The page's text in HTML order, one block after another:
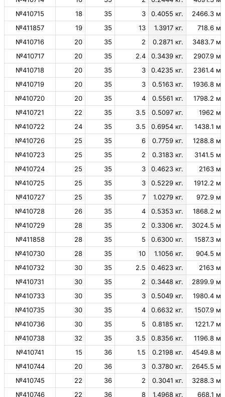
№410715
18 35 3 0.4055 кг.
2466.3 м.
№411857
19 35 13 1.3917 кг.
718.6 м.
№410716
20 35 2 0.2871 кг.
3483.7 м.
№410717
20 35 2.4 0.3439 кг.
2907.9 м.
№410718
20 35 3 0.4235 кг.
2361.4 м.
№410719
20 35 3 0.5163 кг.
1936.8 м.
№410720
20 35 4 0.5561 кг.
1798.2 м.
№410721
22 35 3.5 0.5097 кг.
1962 м.
№410722
24 35 3.5 0.6954 кг.
1438.1 м.
№410726
25 35 6 0.7759 кг.
1288.8 м.
№410723
25 35 2 0.3183 кг.
3141.5 м.
№410724
25 35 3 0.4623 кг.
2163 м.
№410725
25 35 3 0.5229 кг.
1912.2 м.
№410727
25 35 7 1.0279 кг.
972.9 м.
№410728
26 35 4 0.5353 кг.
1868.2 м.
№410729
28 35 2 0.3306 кг.
3024.5 м.
№411858
28 35 5 0.6300 кг.
1587.3 м.
№410730
28 35 10 1.1056 кг.
904.5 м.
№410732
30 35 2.5 0.4623 кг.
2163 м.
№410731
30 35 2 0.3448 кг.
2899.9 м.
№410733
30 35 3 0.5049 кг.
1980.4 м.
№410735
30 35 4 0.6632 кг.
1507.9 м.
№410736
30 35 5 0.8185 кг.
1221.7 м.
№410738
32 35 3.5 0.8356 кг.
1196.8 м.
№410741
15 36 1.5 0.2198 кг.
4549.8 м.
№410744
20 36 3 0.3780 кг.
2645.5 м.
№410745
22 36 2 0.3041 кг.
3288.3 м.
№410746
22 36 8 1.4968 кг.
668.1 м.